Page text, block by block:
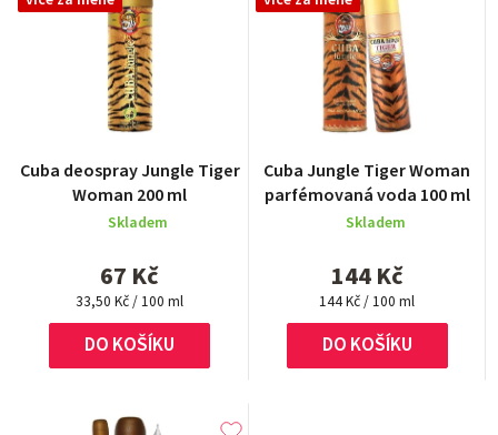
Cuba deospray Jungle Tiger
Woman 200 ml
Skladem
67 Kč
Měrná
cena:
33,50 Kč / 100 ml
DO KOŠÍKU
Cuba Jungle Tiger Woman
parfémovaná voda 100 ml
hodnocení
produktu
je
z
5
hvězdiček.
Skladem
144 Kč
Měrná
cena:
144 Kč / 100 ml
DO KOŠÍKU